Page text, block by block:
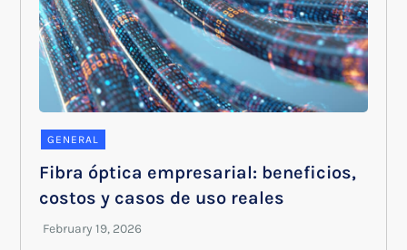
GENERAL
Fibra óptica empresarial: beneficios,
costos y casos de uso reales